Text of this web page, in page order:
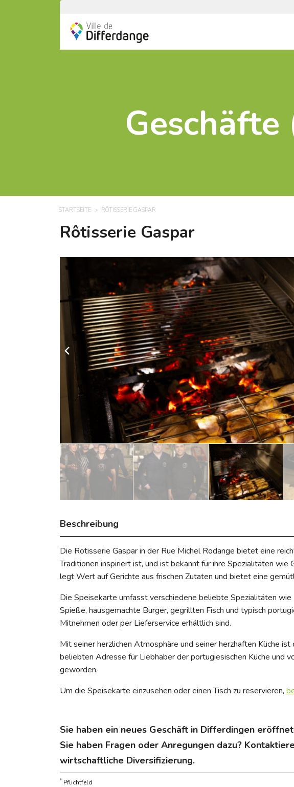
STARTSEITE RÔTISSERIE GASPAR
Rôtisserie Gaspar
Beschreibung
Die Rotisserie Gaspar in der Rue Michel Rodange bietet eine
Traditionen inspiriert ist, und ist bekannt für ihre Spezialitäten wie
legt Wert auf Gerichte aus frischen Zutaten und bietet eine
Die Speisekarte umfasst verschiedene beliebte Spezialitäten
Spieße, hausgemachte Burger, gegrillten Fisch und typisch
Mitnehmen oder per Lieferservice erhältlich sind.
Mit seiner herzlichen Atmosphäre und seiner herzhaften Küche
beliebten Adresse für Liebhaber der portugiesischen Küche und
geworden.
Um die Speisekarte einzusehen oder einen Tisch zu reservieren,
Sie haben ein neues Geschäft in Differdingen
Sie haben Fragen oder Anregungen dazu?
wirtschaftliche Diversifizierung.
*Pflichtfeld